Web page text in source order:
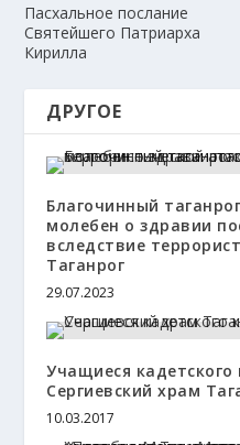
Пасхальное послание
Святейшего Патриарха
Кирилла
ДРУГОЕ
Благочинный
молебен о здравии
вследствие
Таганрог
29.07.2023
Учащиеся кадетского
Сергиевский храм
10.03.2017